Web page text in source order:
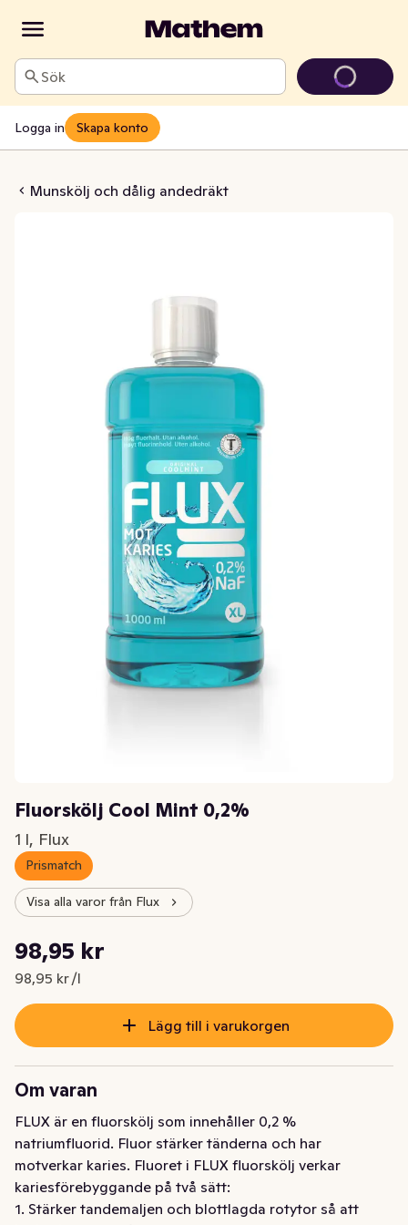
Sök
Logga in Skapa konto
Munskölj och dålig andedräkt
Mint 0,2%
Fluorskölj Cool Mint 0,2%
1 l, Flux
Prismatch
Visa alla varor från Flux
Nuvarande pris är: 98,95 kr
98,95 kr
98,95 kr /l
Styckpris: 98,95 kr /l
Lägg till i varukorgen
Om varan
FLUX är en fluorskölj som innehåller 0,2 %
natriumfluorid. Fluor stärker tänderna och har
motverkar karies. Fluoret i FLUX fluorskölj verkar
kariesförebyggande på två sätt:
1. Stärker tandemaljen och blottlagda rotytor så att